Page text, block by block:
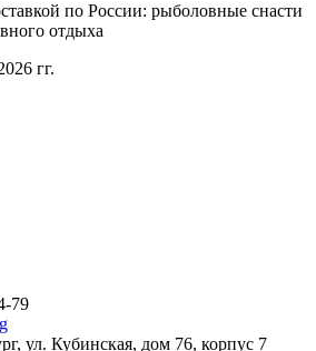
по России: рыболовные снасти
отдыха
гг.
79
ул. Кубинская, дом 76, корпус 7